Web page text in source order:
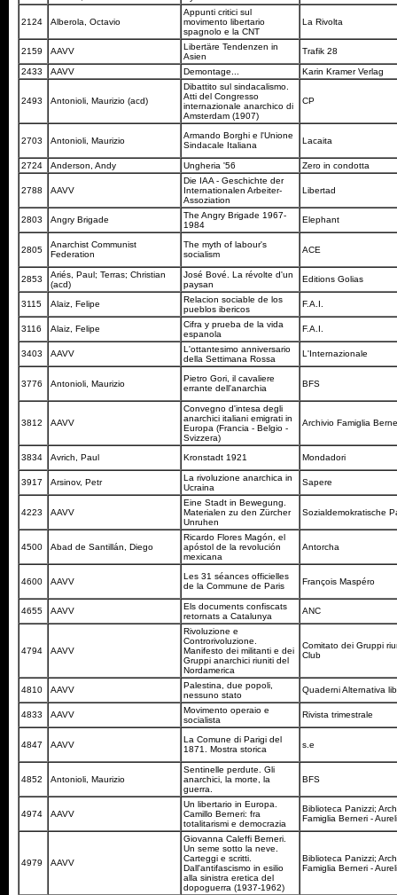
2124 Alberola, Octavio
Appunti critici sul
movimento libertario
spagnolo e la CNT
La Rivolta
2159 AAVV
Libertäre Tendenzen in
Asien
Trafik 28
2433 AAVV Demontage... Karin Kramer Verlag
2493 Antonioli, Maurizio (acd)
Dibattito sul sindacalismo.
Atti del Congresso
internazionale anarchico di
Amsterdam (1907)
CP
2703 Antonioli, Maurizio
Armando Borghi e l'Unione
Sindacale Italiana
Lacaita
2724 Anderson, Andy Ungheria '56 Zero in condotta
2788 AAVV
Die IAA - Geschichte der
Internationalen Arbeiter-
Assoziation
Libertad
2803 Angry Brigade
The Angry Brigade 1967-
1984
Elephant
2805
Anarchist Communist
Federation
The myth of labour's
socialism
ACE
2853
Ariés, Paul; Terras; Christian
(acd)
José Bové. La révolte d'un
paysan
Editions Golias
3115 Alaiz, Felipe
Relacion sociable de los
pueblos ibericos
F.A.I.
3116 Alaiz, Felipe
Cifra y prueba de la vida
espanola
F.A.I.
3403 AAVV
L'ottantesimo anniversario
della Settimana Rossa
L'Internazionale
3776 Antonioli, Maurizio
Pietro Gori, il cavaliere
errante dell'anarchia
BFS
3812 AAVV
Convegno d'intesa degli
anarchici italiani emigrati in
Europa (Francia - Belgio -
Svizzera)
Archivio Famiglia
3834 Avrich, Paul Kronstadt 1921 Mondadori
3917 Arsinov, Petr
La rivoluzione anarchica in
Ucraina
Sapere
4223 AAVV
Eine Stadt in Bewegung.
Materialen zu den Zürcher
Unruhen
Sozialdemokratische
4500 Abad de Santillán, Diego
Ricardo Flores Magón, el
apóstol de la revolución
mexicana
Antorcha
4600 AAVV
Les 31 séances officielles
de la Commune de Paris
François Maspéro
4655 AAVV
Els documents confiscats
retornats a Catalunya
ANC
4794 AAVV
Rivoluzione e
Controrivoluzione.
Manifesto dei militanti e dei
Gruppi anarchici riuniti del
Nordamerica
Comitato dei Gruppi
Club
4810 AAVV
Palestina, due popoli,
nessuno stato
Quaderni Alternativa
4833 AAVV
Movimento operaio e
socialista
Rivista trimestrale
4847 AAVV
La Comune di Parigi del
1871. Mostra storica
s.e
4852 Antonioli, Maurizio
Sentinelle perdute. Gli
anarchici, la morte, la
guerra.
BFS
4974 AAVV
Un libertario in Europa.
Camillo Berneri: fra
totalitarismi e democrazia
Biblioteca Panizzi;
Famiglia Berneri -
4979 AAVV
Giovanna Caleffi Berneri.
Un seme sotto la neve.
Carteggi e scritti.
Dall'antifascismo in esilio
alla sinistra eretica del
dopoguerra (1937-1962)
Biblioteca Panizzi;
Famiglia Berneri -